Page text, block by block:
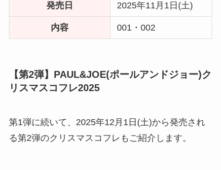
発売日 2025年11月1日(土)
内容 001・002
【第2弾】PAUL&JOE(ポールアンドジョー)ク
リスマスコフレ2025
第1弾に続いて、2025年12月1日(土)から発売され
る第2弾のクリスマスコフレもご紹介します。